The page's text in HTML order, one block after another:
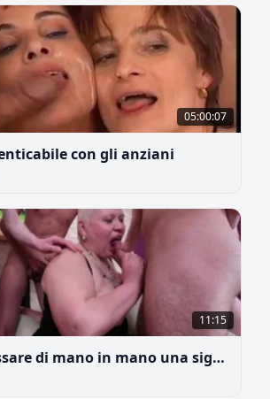
05:00:07
con gli anziani
11:15
I ragazzi passare di mano in mano una signora matura e grassa